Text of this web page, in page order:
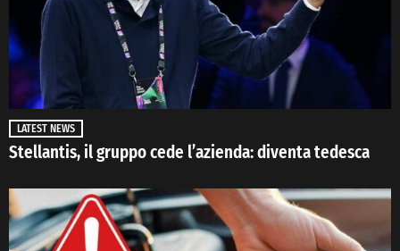
LATEST NEWS
Stellantis, il gruppo cede l’azienda: diventa tedesca